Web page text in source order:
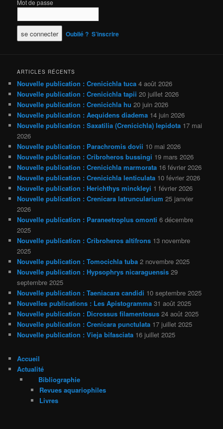
Mot de passe
Oublié ? S’inscrire
ARTICLES RÉCENTS
Nouvelle publication : Crenicichla tuca 4 août 2026
Nouvelle publication : Crenicichla tapii 20 juillet 2026
Nouvelle publication : Crenicichla hu 20 juin 2026
Nouvelle publication : Aequidens diadema 14 juin 2026
Nouvelle publication : Saxatilia (Crenicichla) lepidota 17 mai
2026
Nouvelle publication : Parachromis dovii 10 mai 2026
Nouvelle publication : Cribroheros bussingi 19 mars 2026
Nouvelle publication : Crenicichla marmorata 16 février 2026
Nouvelle publication : Crenicichla lenticulata 10 février 2026
Nouvelle publication : Herichthys minckleyi 1 février 2026
Nouvelle publication : Crenicara latruncularium 25 janvier
2026
Nouvelle publication : Paraneetroplus omonti 6 décembre
2025
Nouvelle publication : Cribroheros altifrons 13 novembre
2025
Nouvelle publication : Tomocichla tuba 2 novembre 2025
Nouvelle publication : Hypsophrys nicaraguensis 29
septembre 2025
Nouvelle publication : Taeniacara candidi 10 septembre 2025
Nouvelles publications : Les Apistogramma 31 août 2025
Nouvelle publication : Dicrossus filamentosus 24 août 2025
Nouvelle publication : Crenicara punctulata 17 juillet 2025
Nouvelle publication : Vieja bifasciata 16 juillet 2025
Accueil
Actualité
Bibliographie
Revues aquariophiles
Livres